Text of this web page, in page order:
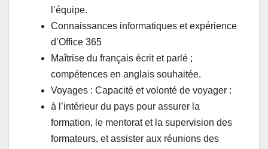
l’équipe.
Connaissances informatiques et expérience
d’Office 365
Maîtrise du français écrit et parlé ;
compétences en anglais souhaitée.
Voyages : Capacité et volonté de voyager :
à l’intérieur du pays pour assurer la
formation, le mentorat et la supervision des
formateurs, et assister aux réunions des